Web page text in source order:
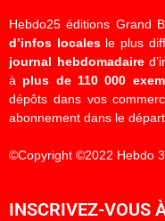
Hebdo25 éditions Grand
d’infos localesle plus
journal hebdomadaire
à plus de 110 000
dépôts dans vos
abonnement dans le
©Copyright ©2022 Hebdo
INSCRIVEZ-VOUS